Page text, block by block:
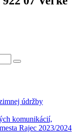
údržby
komunikácií,
Rajec 2023/2024